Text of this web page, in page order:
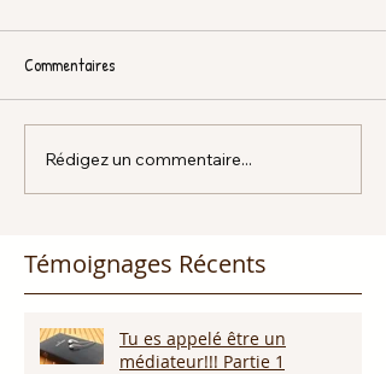
Commentaires
Rédigez un commentaire...
Témoignages Récents
Tu es appelé être un
médiateur!!! Partie 1